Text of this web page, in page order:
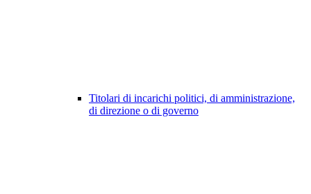
Titolari di incarichi politici, di amministrazione,
di direzione o di governo